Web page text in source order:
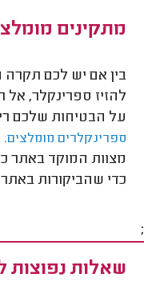
מתקינים
בין אם יש לכם
להזיז ספרינקלר, אל
על הבטיחות שלכם
ספרינקלרים מומלצים.
מצוות המוקד באתר
כדי שהביקורות
;
שאלות נפוצות